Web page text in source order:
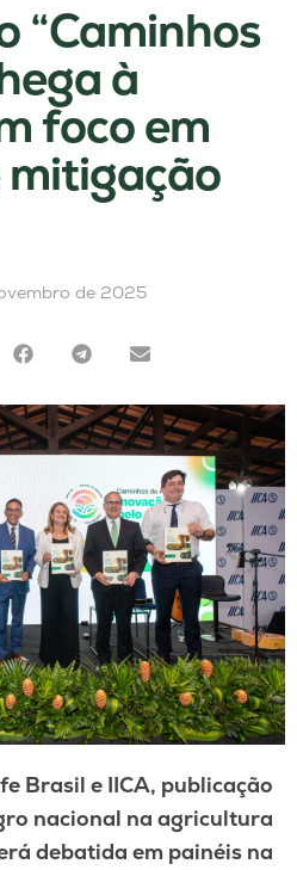
“Caminhos
à
foco em
mitigação
de 2025
Brasil e IICA, publicação
nacional na agricultura
debatida em painéis na